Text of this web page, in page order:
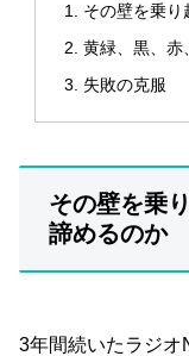
その壁を乗り
黄緑、黒、赤
失敗の克服
その壁を乗
諦めるのか
3年間続いたラジオ